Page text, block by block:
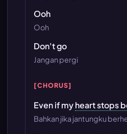
Ooh
Ooh
Don't go
Jangan pergi
[CHORUS]
Even if myheart stops
Bahkan jika jantungku